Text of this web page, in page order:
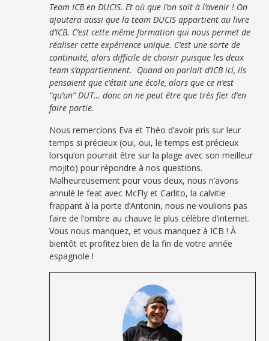
Team ICB en DUCIS. Et où que l’on soit à l’avenir ! On
ajoutera aussi que la team DUCIS appartient au livre
d’ICB. C’est cette même formation qui nous permet de
réaliser cette expérience unique. C’est une sorte de
continuité, alors difficile de choisir puisque les deux
team s’appartiennent. Quand on parlait d’ICB ici, ils
pensaient que c’était une école, alors que ce n’est
“qu’un” DUT… donc on ne peut être que très fier d’en
faire partie.
Nous remercions Eva et Théo d’avoir pris sur leur
temps si précieux (oui, oui, le temps est précieux
lorsqu’on pourrait être sur la plage avec son meilleur
mojito) pour répondre à nos questions.
Malheureusement pour vous deux, nous n’avons
annulé le feat avec McFly et Carlito, la calvitie
frappant à la porte d’Antonin, nous ne voulions pas
faire de l’ombre au chauve le plus célèbre d’internet.
Vous nous manquez, et vous manquez à ICB ! À
bientôt et profitez bien de la fin de votre année
espagnole !